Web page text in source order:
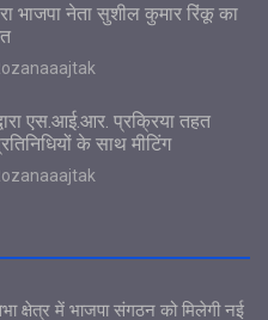
भाजपा नेता सुशील कुमार रिंकू का
एस.आई.आर. प्रक्रिया तहत
के साथ मीटिंग
क्षेत्र में भाजपा संगठन को मिलेगी नई